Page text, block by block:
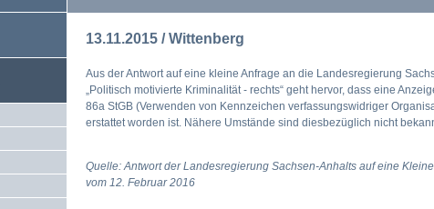
13.11.2015 / Wittenberg
Aus der Antwort auf eine kleine Anfrage an die Landesregierung
„Politisch motivierte Kriminalität - rechts“ geht hervor, dass eine
86a StGB (Verwenden von Kennzeichen verfassungswidriger
erstattet worden ist. Nähere Umstände sind diesbezüglich nicht
Quelle: Antwort der Landesregierung Sachsen-Anhalts auf eine
vom 12. Februar 2016